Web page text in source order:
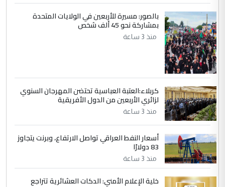
جنسية الرافد الثالث للعراق ومن اصول عريقة
ابا فرات ...
الموضوع :
الجواهري يرد على صدام حسين سل
مضجعيك يابن الزنا (نص كامل)
بالصور: مسيرة للأربعين في الولايات المتحدة
بمشاركة نحو 45 ألف شخص
منذ 3 ساعة
كربلاء:العتبة العباسية تحتضن المهرجان السنوي
لزائري الأربعين من الدول الأفريقية
منذ 3 ساعة
أسعار النفط العراقي تواصل الارتفاع، وبرنت يتجاوز
83 دولارًا
منذ 3 ساعة
خلية الإعلام الأمني: الدكات العشائرية تتراجع